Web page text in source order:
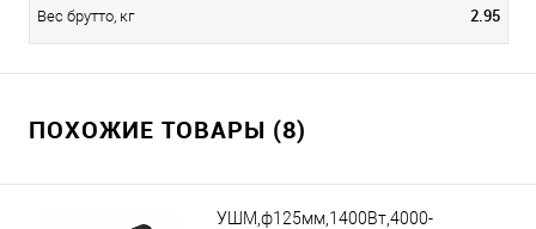
Вес брутто, кг 2.95
ПОХОЖИЕ ТОВАРЫ (8)
УШМ,ф125мм,1400Вт,4000-